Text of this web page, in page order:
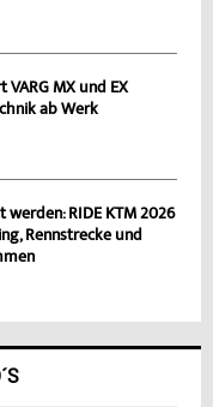
MX und EX
ab Werk
RIDE KTM 2026
Rennstrecke und